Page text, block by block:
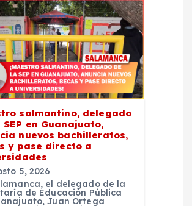
salmantino, delegado
en Guanajuato,
nuevos bachilleratos,
y pase directo a
5, 2026
el delegado de la
de Educación Pública
Juan Ortega